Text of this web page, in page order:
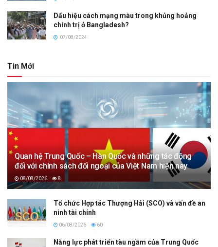
Dấu hiệu cách mạng màu trong khủng hoảng
chính trị ở Bangladesh?
07/08/2024
Tin Mới
Quan hệ Trung Quốc – Hàn Quốc và những tác động
đối với chính sách đối ngoại của Việt Nam hiện nay
08/08/2026 8
Tổ chức Hợp tác Thượng Hải (SCO) và vấn đề an
ninh tài chính
06/08/2026 60
Năng lực phát triển tàu ngầm của Trung Quốc